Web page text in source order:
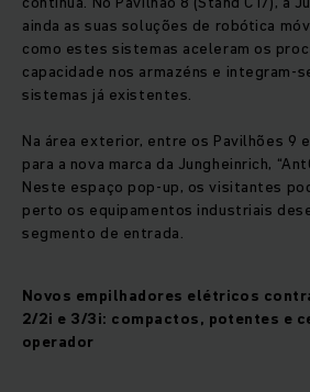
ainda as suas soluções de robótica
como estes sistemas aceleram os
capacidade nos armazéns e integram-
sistemas já existentes.
Na área exterior, entre os Pavilhões 9
para a nova marca da Jungheinrich,
Neste espaço pop-up, os visitantes
perto os equipamentos industriais
segmento de entrada.
Novos empilhadores elétricos
2/2i e 3/3i: compactos, potentes e
operador